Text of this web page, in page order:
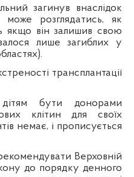
загинув внаслідок
розглядатись, як
якщо він залишив свою
лише загиблих у
трансплантації
дітям бути донорами
клітин для своїх
немає, і прописується
Верховній
до порядку денного